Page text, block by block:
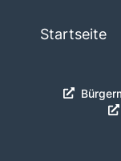
Startseite